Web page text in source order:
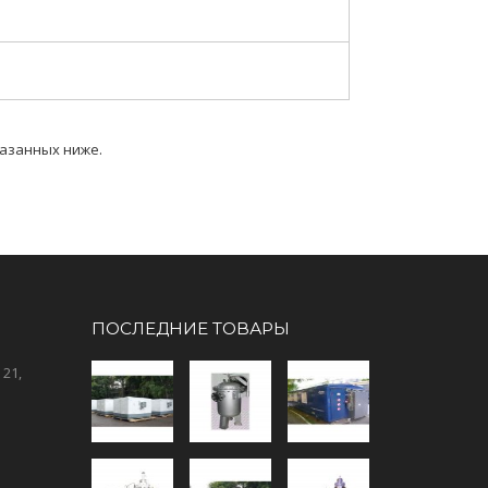
ниже.
ПОСЛЕДНИЕ ТОВАРЫ